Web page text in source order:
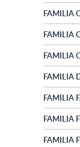
FAMILIA
FAMILIA
FAMILIA
FAMILIA
FAMILIA
FAMILIA
FAMILIA